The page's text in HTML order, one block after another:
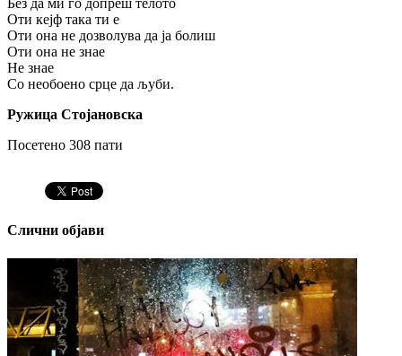
Оти кејф така ти е
Оти она не дозволува да ја болиш
Оти она не знае
Не знае
Со необоено срце да љуби.
Ружица Стојановска
Посетено 308 пати
Слични објави